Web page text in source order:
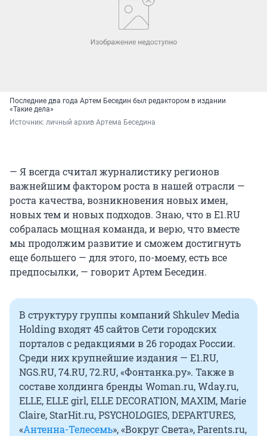
Последние два года Артем Беседин был редактором в издании
«Такие дела»
Источник: личный архив Артема Беседина
— Я всегда считал журналистику регионов
важнейшим фактором роста в нашей отрасли —
роста качества, возникновения новых имен,
новых тем и новых подходов. Знаю, что в Е1.RU
собралась мощная команда, и верю, что вместе
мы продолжим развитие и сможем достигнуть
еще большего — для этого, по-моему, есть все
предпосылки, — говорит Артем Беседин.
В структуру группы компаний Shkulev Media
Holding входят 45 сайтов Сети городских
порталов с редакциями в 26 городах России.
Среди них крупнейшие издания — E1.RU,
NGS.RU, 74.RU, 72.RU, «Фонтанка.ру». Также в
составе холдинга бренды Woman.ru, Wday.ru,
ELLE, ELLE girl, ELLE DECORATION, MAXIM, Marie
Claire, StarHit.ru, PSYCHOLOGIES, DEPARTURES,
«Антенна-Телесемь», «Вокруг Света», Parents.ru,